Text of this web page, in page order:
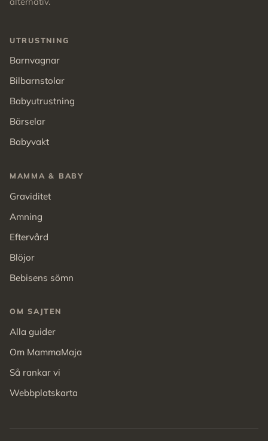
UTRUSTNING
Barnvagnar
Bilbarnstolar
Babyutrustning
Bärselar
Babyvakt
MAMMA & BABY
Graviditet
Amning
Eftervård
Blöjor
Bebisens sömn
OM SAJTEN
Alla guider
Om MammaMaja
Så rankar vi
Webbplatskarta